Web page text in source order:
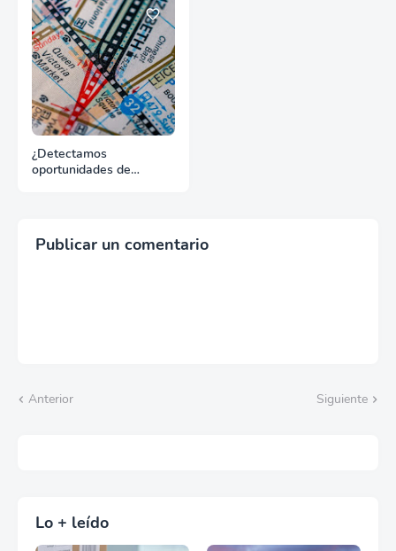
¿Detectamos
oportunidades de
Publicar un comentario
Anterior Siguiente
Lo + leído